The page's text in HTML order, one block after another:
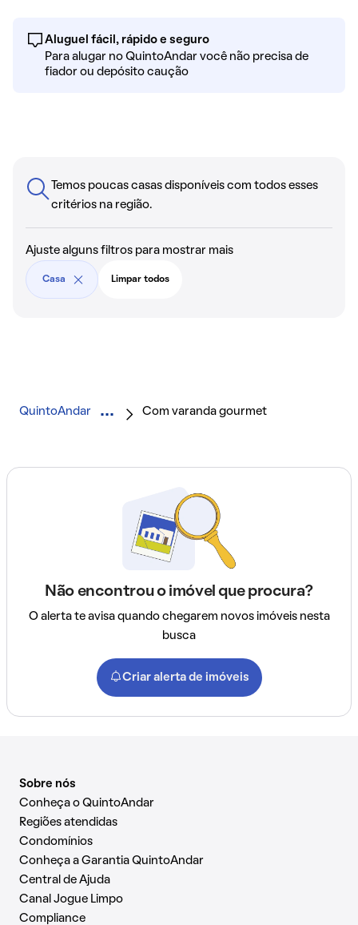
Aluguel fácil, rápido e seguro
Para alugar no QuintoAndar você não precisa de
fiador ou depósito caução
Temos poucas casas disponíveis com todos esses
critérios na região.
Ajuste alguns filtros para mostrar mais
Casa Limpar todos
QuintoAndar Com varanda gourmet
Não encontrou o imóvel que procura?
O alerta te avisa quando chegarem novos imóveis nesta
busca
Criar alerta de imóveis
Sobre nós
Conheça o QuintoAndar
Regiões atendidas
Condomínios
Conheça a Garantia QuintoAndar
Central de Ajuda
Canal Jogue Limpo
Compliance